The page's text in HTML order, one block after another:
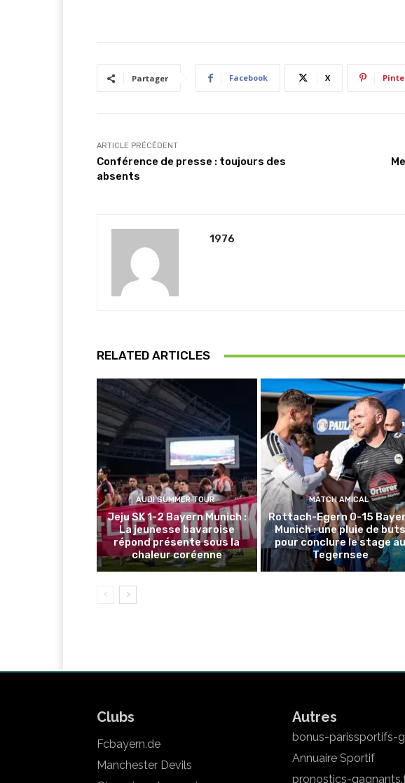
Partager Facebook X
ARTICLE PRÉCÉDENT
Conférence de presse : toujours des
absents
1976
RELATED ARTICLES
AUDI SUMMER TOUR
Jeju SK 1-2 Bayern Munich :
La jeunesse bavaroise
répond présente sous la
chaleur coréenne
MATCH AMICAL
Rottach-Egern 0-15
Munich : une pluie de
pour conclure le stage
Tegernsee
Clubs
Fcbayern.de
Manchester Devils
Autres
bonus-parissportifs-
Annuaire Sportif
pronostics-